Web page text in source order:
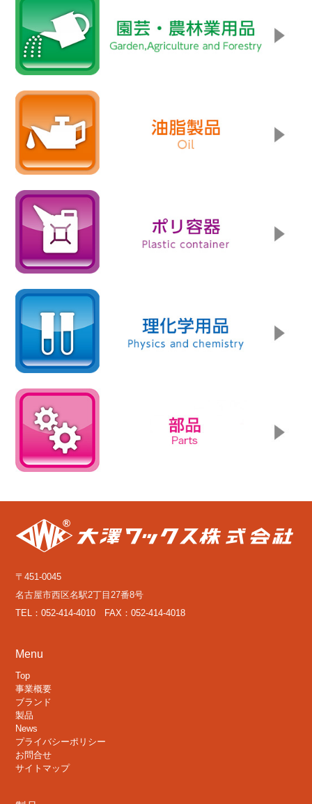
〒451-0045
名古屋市西区名駅2丁目27番8号
TEL：052-414-4010 FAX：052-414-4018
Menu
Top
事業概要
ブランド
製品
News
プライバシーポリシー
お問合せ
サイトマップ